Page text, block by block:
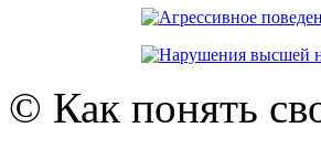
© Как понять